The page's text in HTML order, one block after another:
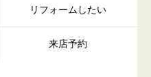
リフォームしたい
来店予約